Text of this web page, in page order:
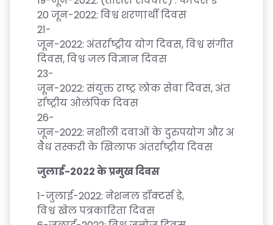
20 जून-2022: विश्व शरणार्थीदिवस
21-
जून-2022: अंतर्राष्ट्रीययोगदिवस,विश्वसंगीत
दिवस,विश्वजलविज्ञानदिवस
23-
जून-2022: संयुक्तराष्ट्रलोकसेवादिवस,अंत
र्राष्ट्रीय ओलंपिकदिवस
26-
जून-2022: नशीलीदवाओंकेदुरुपयोग औरअ
वैधतस्करीकेखिलाफअंतर्राष्ट्रीय दिवस
जुलाई-2022केप्रमुखदिवस
1-जुलाई-2022: नेशनलडॉक्टर्सडे,
विश्वखेलपत्रकारितादिवस